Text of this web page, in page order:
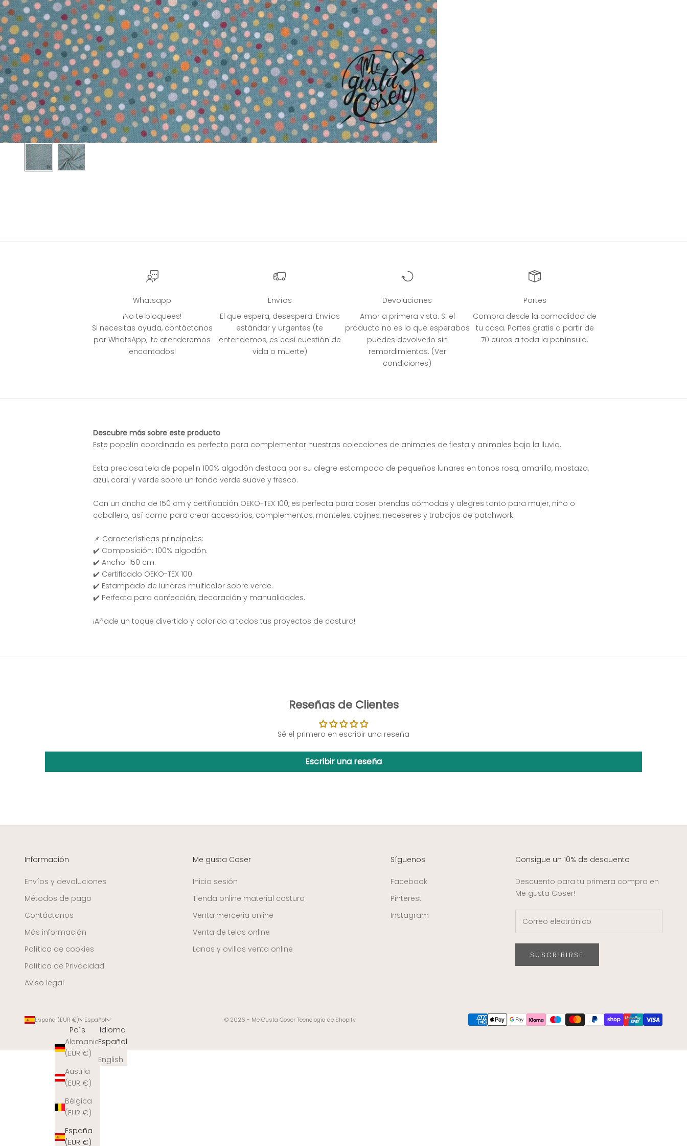
Whatsapp
¡No te bloquees!
Si necesitas ayuda, contáctanos
por WhatsApp, ¡te atenderemos
encantados!
Envíos
El que espera, desespera. Envíos
estándar y urgentes (te
entendemos, es casi cuestión de
vida o muerte)
Devoluciones
Amor a primera vista. Si el
producto no es lo que esperabas
puedes devolverlo sin
remordimientos. (Ver
condiciones)
Portes
Compra desde la comodidad de
tu casa. Portes gratis a partir de
70 euros a toda la península.
Descubre más sobre este producto
Este popelín coordinado es perfecto para complementar nuestras colecciones de animales de fiesta y animales bajo la lluvia.
Esta preciosa tela de popelin 100% algodón destaca por su alegre estampado de pequeños lunares en tonos rosa, amarillo, mostaza,
azul, coral y verde sobre un fondo verde suave y fresco.
Con un ancho de 150 cm y certificación OEKO-TEX 100, es perfecta para coser prendas cómodas y alegres tanto para mujer, niño o
caballero, así como para crear accesorios, complementos, manteles, cojines, neceseres y trabajos de patchwork.
📌 Características principales:
✔️ Composición: 100% algodón.
✔️ Ancho: 150 cm.
✔️ Certificado OEKO-TEX 100.
✔️ Estampado de lunares multicolor sobre verde.
✔️ Perfecta para confección, decoración y manualidades.
¡Añade un toque divertido y colorido a todos tus proyectos de costura!
Reseñas de Clientes
Sé el primero en escribir una reseña
Escribir una reseña
Información
Envíos y devoluciones
Métodos de pago
Contáctanos
Más información
Política de cookies
Política de Privacidad
Aviso legal
Me gusta Coser
Inicio sesión
Tienda online material costura
Venta merceria online
Venta de telas online
Lanas y ovillos venta online
Síguenos
Facebook
Pinterest
Instagram
Consigue un 10% de descuento
Descuento para tu primera compra en
Me gusta Coser!
SUSCRIBIRSE
España (EUR €)
País
Alemania
(EUR €)
Austria
(EUR €)
Bélgica
(EUR €)
España
(EUR €)
Español
Idioma
Español
English
© 2026 - Me Gusta CoserTecnología de Shopify